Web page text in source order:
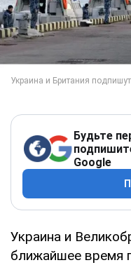
Будьте
Google
Украина и
ближайшее время